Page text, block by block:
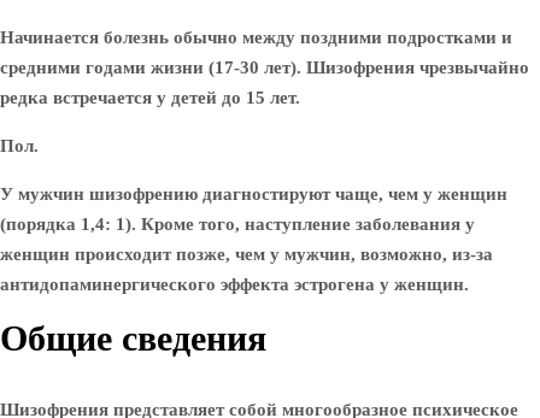
Начинается болезнь обычно между поздними подростками и
средними годами жизни (17-30 лет). Шизофрения чрезвычайно
редка встречается у детей до 15 лет.
Пол.
У мужчин шизофрению диагностируют чаще, чем у женщин
(порядка 1,4: 1). Кроме того, наступление заболевания у
женщин происходит позже, чем у мужчин, возможно, из-за
антидопаминергического эффекта эстрогена у женщин.
Общие сведения
Шизофрения представляет собой многообразное психическое